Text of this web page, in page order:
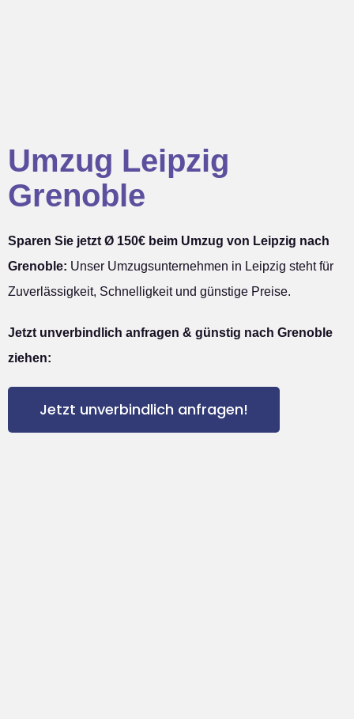
Umzug Leipzig
Grenoble
Sparen Sie jetzt Ø 150€ beim Umzug von Leipzig nach
Grenoble: Unser Umzugsunternehmen in Leipzig steht für
Zuverlässigkeit, Schnelligkeit und günstige Preise.
Jetzt unverbindlich anfragen & günstig nach Grenoble
ziehen:
Jetzt unverbindlich anfragen!